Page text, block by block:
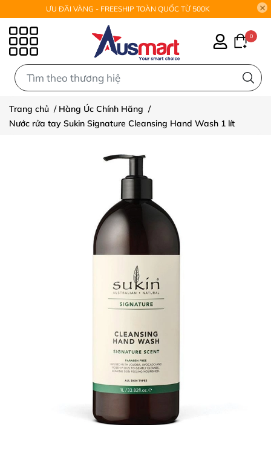
ƯU ĐÃI VÀNG - FREESHIP TOÀN QUỐC TỪ 500K
0
Trang chủ / Hàng Úc Chính Hãng /
Nước rửa tay Sukin Signature Cleansing Hand Wash 1 lít